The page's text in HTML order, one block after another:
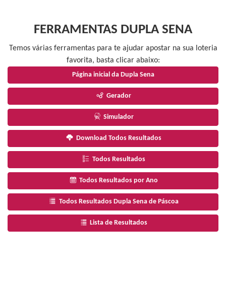
FERRAMENTAS DUPLA SENA
Temos várias ferramentas para te ajudar apostar na sua loteria
favorita, basta clicar abaixo:
Página inicial da Dupla Sena
Gerador
Simulador
Download Todos Resultados
Todos Resultados
Todos Resultados por Ano
Todos Resultados Dupla Sena de Páscoa
Lista de Resultados